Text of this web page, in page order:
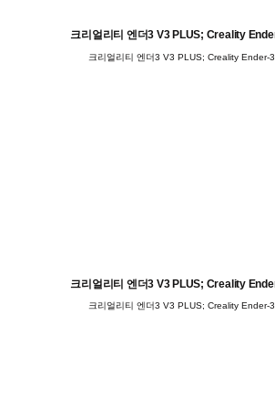
크리얼리티 엔더3 V3 PLUS; Creality
크리얼리티 엔더3 V3 PLUS; Creality Ender-
크리얼리티 엔더3 V3 PLUS; Creality
크리얼리티 엔더3 V3 PLUS; Creality Ender-